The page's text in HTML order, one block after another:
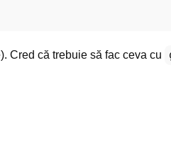
Cred că trebuie să fac ceva cu